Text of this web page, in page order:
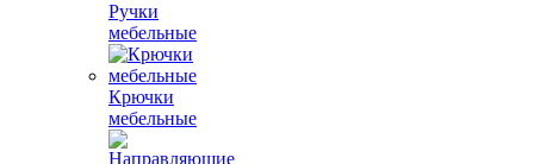
Ручки
мебельные
Крючки
мебельные